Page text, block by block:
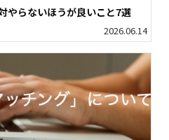
やらないほうが良いこと7選
2026.06.14